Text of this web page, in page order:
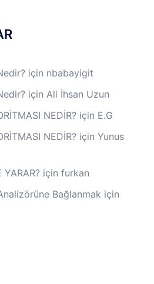
için nbabayigit
için Ali İhsan Uzun
NEDİR? için E.G
NEDİR? için Yunus
YARAR? için furkan
Bağlanmak için